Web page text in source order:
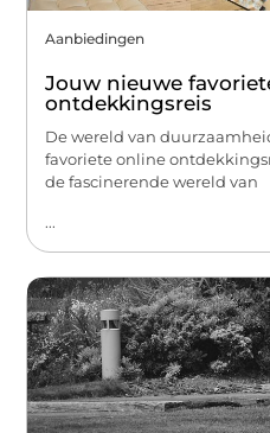
Aanbiedingen
Jouw nieuwe
ontdekkingsreis
De wereld van
favoriete online
de fascinerende wereld van
...